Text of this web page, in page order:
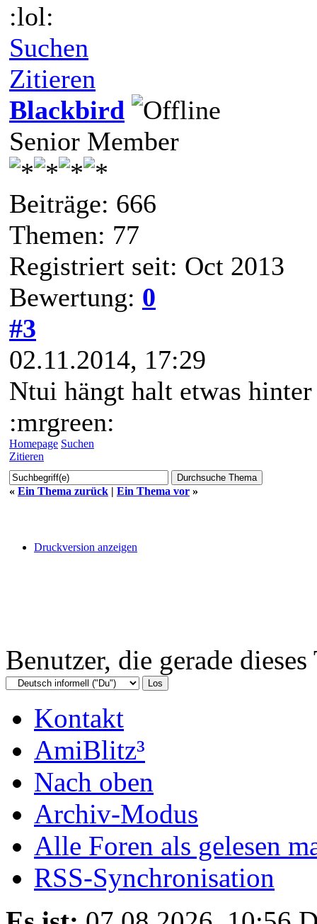
:lol:
Suchen
Zitieren
Blackbird
Senior Member
Beiträge: 666
Themen: 77
Registriert seit: Oct 2013
Bewertung: 0
#3
02.11.2014, 17:29
Ntui hängt halt etwas
:mrgreen:
Homepage Suchen
Zitieren
« Ein Thema zurück | Ein Thema vor »
Druckversion anzeigen
Benutzer, die gerade
Kontakt
AmiBlitz³
Nach oben
Archiv-Modus
Alle Foren als gelesen
RSS-Synchronisation